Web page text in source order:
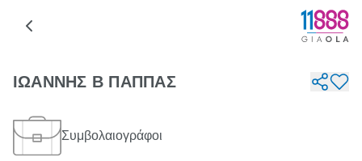
ΙΩΑΝΝΗΣ Β ΠΑΠΠΑΣ
Συμβολαιογράφοι